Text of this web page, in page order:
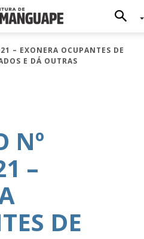
– EXONERA OCUPANTES DE
E DÁ OUTRAS
Nº
–
DE